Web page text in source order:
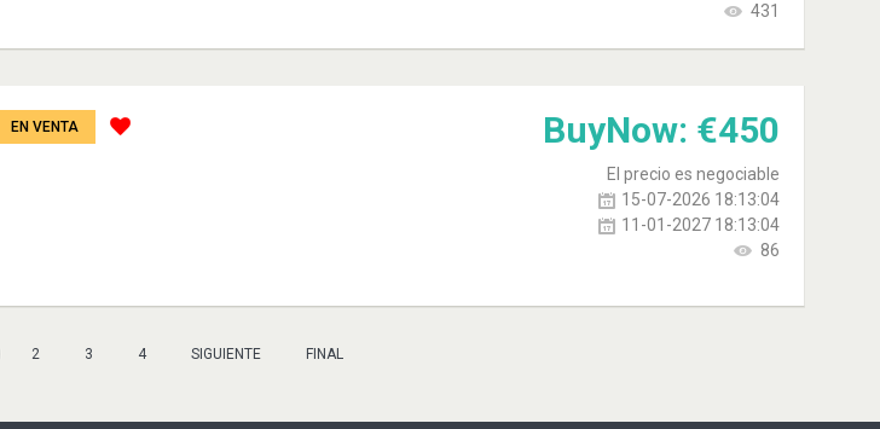
431
EN VENTA BuyNow: €450
El precio es negociable
15-07-2026 18:13:04
11-01-2027 18:13:04
86
2 3 4 SIGUIENTE FINAL